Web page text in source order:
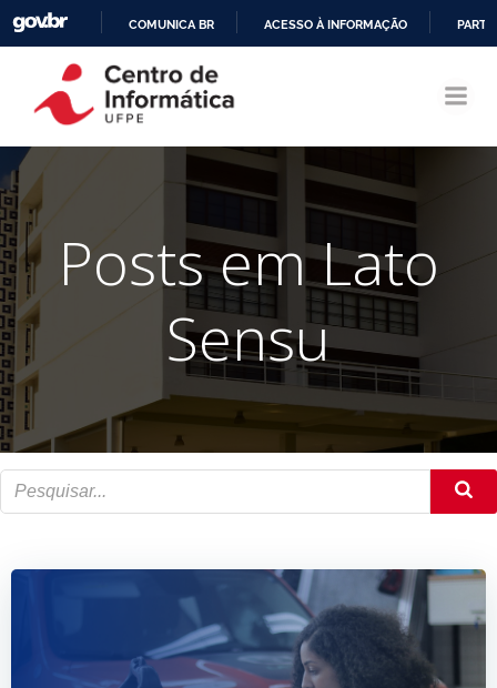
CONTEÚDO
COMUNICA BR ACESSO À INFORMAÇÃO
Posts em Lato
Sensu